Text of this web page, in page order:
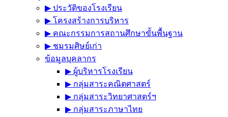
▶︎ ประวัติของโรงเรียน
▶︎ โครงสร้างการบริหาร
▶︎ คณะกรรมการสถานศึกษาขั้นพื้นฐาน
▶︎ ชมรมศิษย์เก่า
ข้อมูลบุคลากร
▶︎ ผู้บริหารโรงเรียน
▶︎ กลุ่มสาระคณิตศาสตร์
▶︎ กลุ่มสาระวิทยาศาสตร์ฯ
▶︎ กลุ่มสาระภาษาไทย